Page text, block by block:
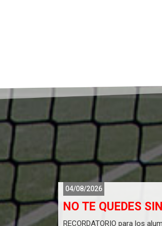
CAMPUS D´ESTIU 2026 MELIANA, FOIOS Y ALBALAT DELS SORELLS 22 DE JUNY A 31 DE JULIOL
04/08/2026
RECORDATORIO para los